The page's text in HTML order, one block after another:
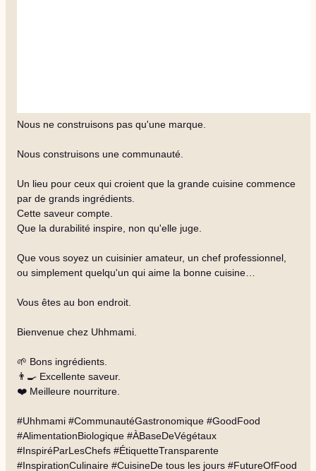
Nous ne construisons pas qu'une marque.
Nous construisons une communauté.
Un lieu pour ceux qui croient que la grande cuisine commence
par de grands ingrédients.
Cette saveur compte.
Que la durabilité inspire, non qu'elle juge.
Que vous soyez un cuisinier amateur, un chef professionnel,
ou simplement quelqu'un qui aime la bonne cuisine…
Vous êtes au bon endroit.
Bienvenue chez Uhhmami.
🌱 Bons ingrédients.
👨‍🍳 Excellente saveur.
❤️ Meilleure nourriture.
#Uhhmami #CommunautéGastronomique #GoodFood
#AlimentationBiologique #ÀBaseDeVégétaux
#InspiréParLesChefs #ÉtiquetteTransparente
#InspirationCulinaire #CuisineDe tous les jours #FutureOfFood